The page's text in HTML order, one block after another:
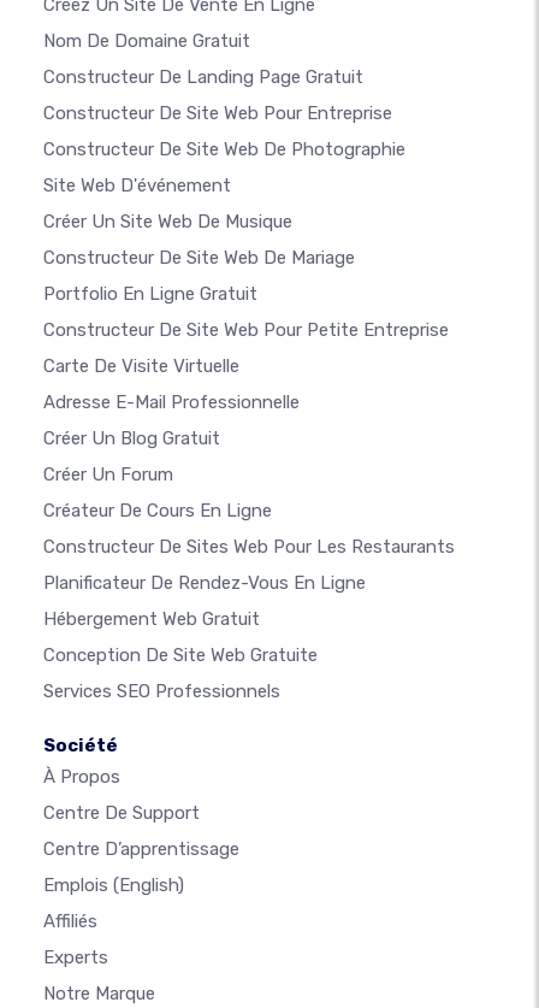
Créez Un Site De Vente En Ligne
Nom De Domaine Gratuit
Constructeur De Landing Page Gratuit
Constructeur De Site Web Pour Entreprise
Constructeur De Site Web De Photographie
Site Web D'événement
Créer Un Site Web De Musique
Constructeur De Site Web De Mariage
Portfolio En Ligne Gratuit
Constructeur De Site Web Pour Petite Entreprise
Carte De Visite Virtuelle
Adresse E-Mail Professionnelle
Créer Un Blog Gratuit
Créer Un Forum
Créateur De Cours En Ligne
Constructeur De Sites Web Pour Les Restaurants
Planificateur De Rendez-Vous En Ligne
Hébergement Web Gratuit
Conception De Site Web Gratuite
Services SEO Professionnels
Société
À Propos
Centre De Support
Centre D’apprentissage
Emplois (English)
Affiliés
Experts
Notre Marque